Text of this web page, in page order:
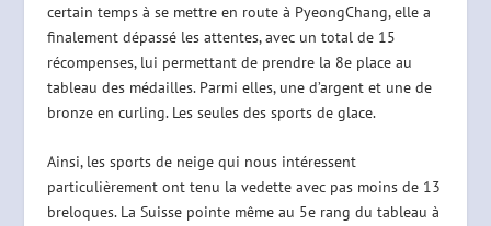
certain temps à se mettre en route à PyeongChang, elle a
finalement dépassé les attentes, avec un total de 15
récompenses, lui permettant de prendre la 8e place au
tableau des médailles. Parmi elles, une d’argent et une de
bronze en curling. Les seules des sports de glace.
Ainsi, les sports de neige qui nous intéressent
particulièrement ont tenu la vedette avec pas moins de 13
breloques. La Suisse pointe même au 5e rang du tableau à